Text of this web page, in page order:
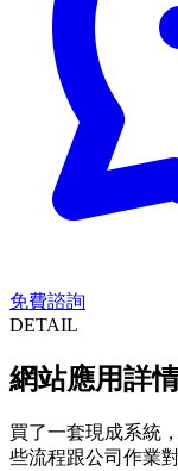
免費諮詢
DETAIL
網站應用詳
買了一套現成系統
些流程跟公司作業